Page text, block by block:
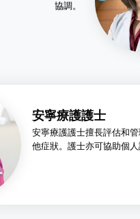
協調。
安寧療護護士
安寧療護護士擅長評估和
他症狀。護士亦可協助個人